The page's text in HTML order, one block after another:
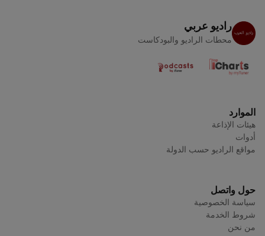
راديو عربي
محطات الراديو والبودكاست
الموارد
هيئات الإذاعة
أدوات
مواقع الراديو حسب الدولة
حول واتصل
سياسة الخصوصية
شروط الخدمة
من نحن